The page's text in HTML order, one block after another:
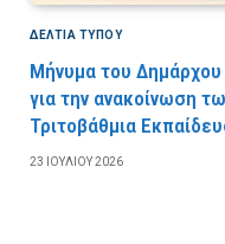
ΔΕΛΤΙΑ ΤΥΠΟΥ
Μήνυμα του
για την ανακοίνωση
Τριτοβάθμια
23 ΙΟΥΛΊΟΥ 2026